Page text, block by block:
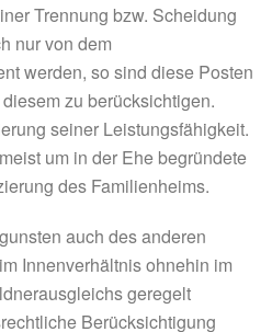
Trennung bzw. Scheidung
nur von dem
werden, so sind diese Posten
zu berücksichtigen.
seiner Leistungsfähigkeit.
um in der Ehe begründete
des Familienheims.
auch des anderen
Innenverhältnis ohnehin im
geregelt
Berücksichtigung